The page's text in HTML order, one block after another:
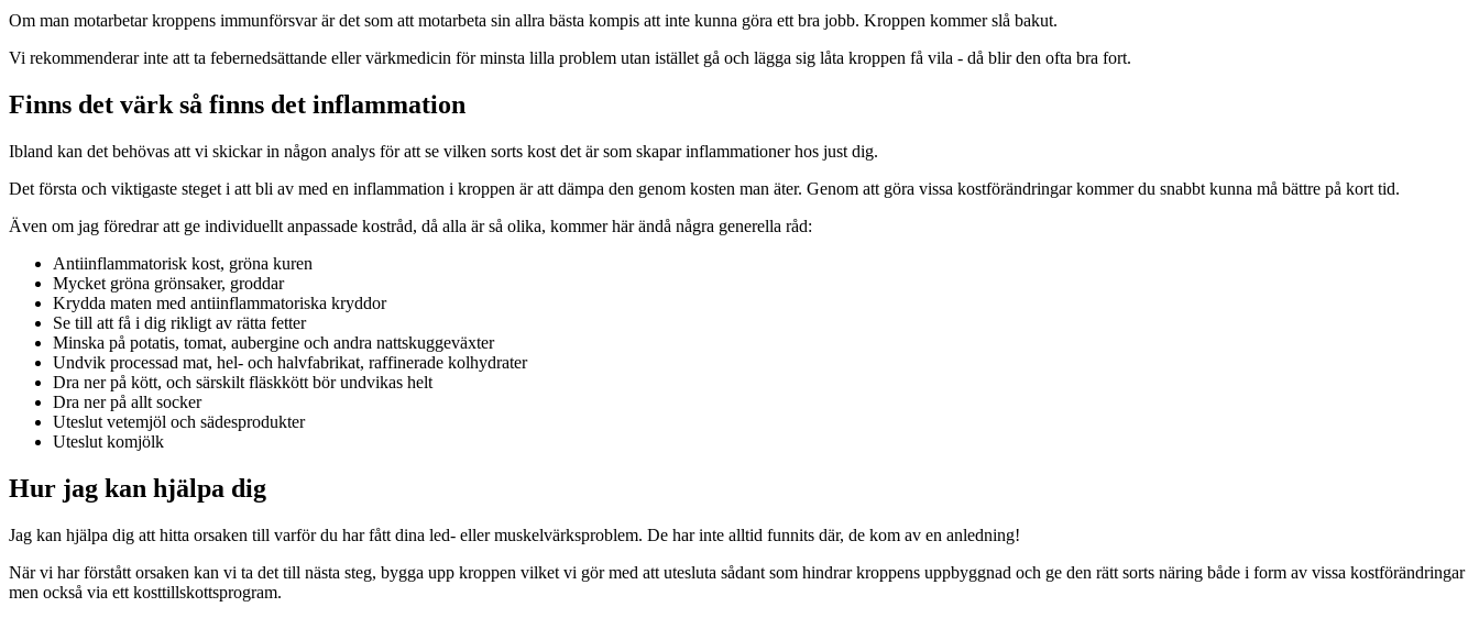
Om man motarbetar kroppens immunförsvar är det som att motarbeta sin allra bästa kompis att inte kunna göra ett bra jobb. Kroppen kommer slå bakut.
Vi rekommenderar inte att ta febernedsättande eller värkmedicin för minsta lilla problem utan istället gå och lägga sig låta kroppen få vila - då blir den ofta bra fort.
Finns det värk så finns det inflammation
Ibland kan det behövas att vi skickar in någon analys för att se vilken sorts kost det är som skapar inflammationer hos just dig.
Det första och viktigaste steget i att bli av med en inflammation i kroppen är att dämpa den genom kosten man äter. Genom att göra vissa kostförändringar kommer du snabbt kunna må bättre på kort tid.
Även om jag föredrar att ge individuellt anpassade kostråd, då alla är så olika, kommer här ändå några generella råd:
Antiinflammatorisk kost, gröna kuren
Mycket gröna grönsaker, groddar
Krydda maten med antiinflammatoriska kryddor
Se till att få i dig rikligt av rätta fetter
Minska på potatis, tomat, aubergine och andra nattskuggeväxter
Undvik processad mat, hel- och halvfabrikat, raffinerade kolhydrater
Dra ner på kött, och särskilt fläskkött bör undvikas helt
Dra ner på allt socker
Uteslut vetemjöl och sädesprodukter
Uteslut komjölk
Hur jag kan hjälpa dig
Jag kan hjälpa dig att hitta orsaken till varför du har fått dina led- eller muskelvärksproblem. De har inte alltid funnits där, de kom av en anledning!
När vi har förstått orsaken kan vi ta det till nästa steg, bygga upp kroppen vilket vi gör med att utesluta sådant som hindrar kroppens uppbyggnad och ge den rätt sorts näring både i form av vissa kostförändringar
men också via ett kosttillskottsprogram.